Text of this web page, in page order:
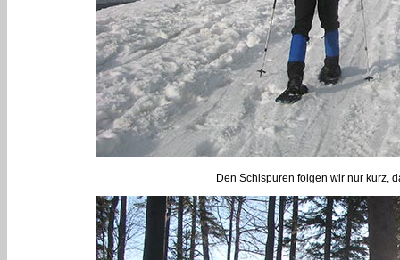
Den Schispuren folgen wir nur kurz,